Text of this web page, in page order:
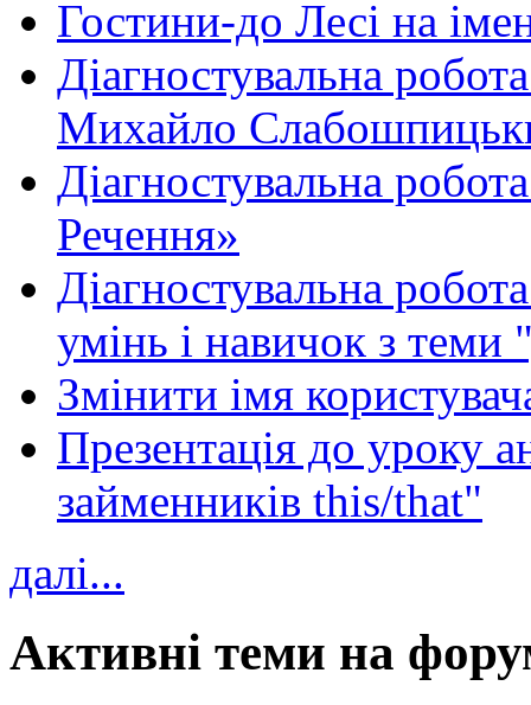
Гостини-до Лесі на
Діагностувальна
Михайло
Діагностувальна
Речення»
Діагностувальна
умінь і навичок з теми
Змінити імя
Презентація до уроку
займенників this/that"
далі...
Активні теми на